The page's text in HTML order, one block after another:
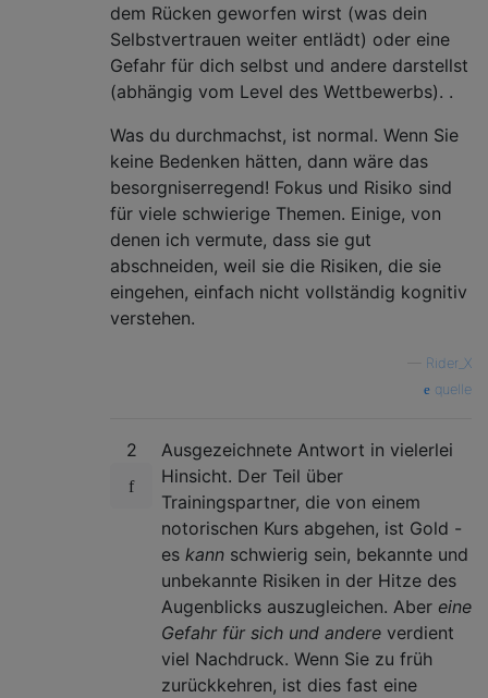
dem Rücken geworfen wirst (was dein
Selbstvertrauen weiter entlädt) oder eine
Gefahr für dich selbst und andere darstellst
(abhängig vom Level des Wettbewerbs). .
Was du durchmachst, ist normal. Wenn Sie
keine Bedenken hätten, dann wäre das
besorgniserregend! Fokus und Risiko sind
für viele schwierige Themen. Einige, von
denen ich vermute, dass sie gut
abschneiden, weil sie die Risiken, die sie
eingehen, einfach nicht vollständig kognitiv
verstehen.
Rider_X
quelle
2
Ausgezeichnete Antwort in vielerlei
Hinsicht. Der Teil über
Trainingspartner, die von einem
notorischen Kurs abgehen, ist Gold -
es kann schwierig sein, bekannte und
unbekannte Risiken in der Hitze des
Augenblicks auszugleichen. Aber eine
Gefahr für sich und andere verdient
viel Nachdruck. Wenn Sie zu früh
zurückkehren, ist dies fast eine